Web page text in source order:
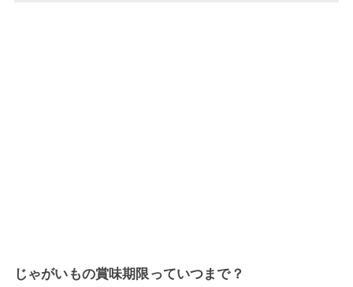
じゃがいもの賞味期限っていつまで？